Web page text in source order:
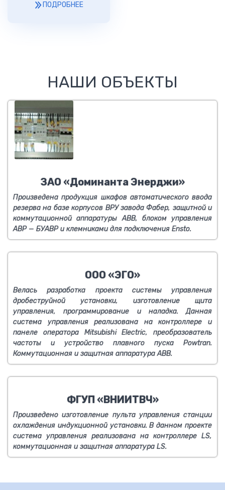
ПОДРОБНЕЕ
НАШИ ОБЪЕКТЫ
ЗАО «Доминанта Энерджи»
Произведена продукция шкафов автоматического ввода
резерва на базе корпусов ВРУ завода Фабер, защитной и
коммутационной аппаратуры ABB, блоком управления
АВР — БУАВР и клемниками для подключения Ensto.
ООО «ЭГО»
Велась разработка проекта системы управления
дробеструйной установки, изготовление щита
управления, программирование и наладка. Данная
система управления реализована на контроллере и
панеле оператора Mitsubishi Electric, преобразователь
частоты и устройство плавного пуска Powtran.
Коммутационная и защитная аппаратура АВВ.
ФГУП «ВНИИТВЧ»
Произведено изготовление пульта управления станции
охлаждения индукционной установки. В данном проекте
система управления реализована на контроллере LS,
коммутационная и защитная аппаратура LS.